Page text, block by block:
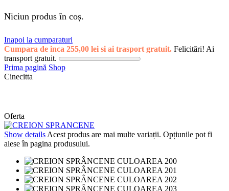
Niciun produs în coș.
Inapoi la cumparaturi
Cumpara de inca 255,00 lei si ai trasport gratuit. Felicitări! Ai
transport gratuit.
Prima pagină Shop
Cinecitta
Oferta
Show detailsAcest produs are mai multe variații. Opțiunile pot fi
alese în pagina produsului.